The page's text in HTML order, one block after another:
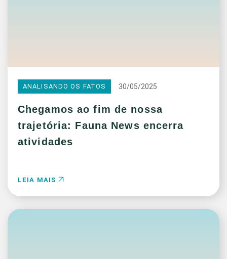
ANALISANDO OS FATOS 30/05/2025
Chegamos ao fim de nossa
trajetória: Fauna News encerra
atividades
LEIA MAIS